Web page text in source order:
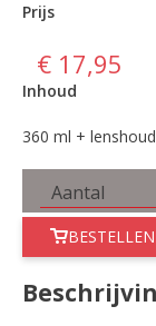
Prijs
€ 17,95
Inhoud
360 ml +
BESTELLEN